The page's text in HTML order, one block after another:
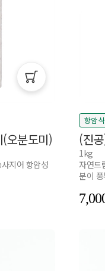
오분도미)
지어 항암성
항암
(진
1kg
자연드
분이